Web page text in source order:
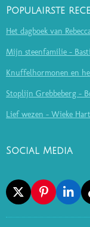
Populairste
Het dagboek van
Mijn steenfamilie -
Knuffelhormonen en
Stoplijn Grebbeberg -
Lief wezen - Wieke
Social Media
X
P
I
N
L
I
N